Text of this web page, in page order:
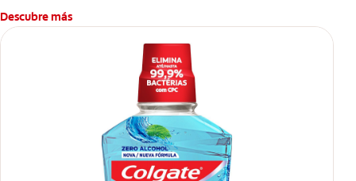
Descubre más